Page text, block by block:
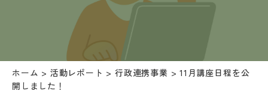
ホーム > 活動レポート >行政連携事業 >11月講座日程を公
開しました！